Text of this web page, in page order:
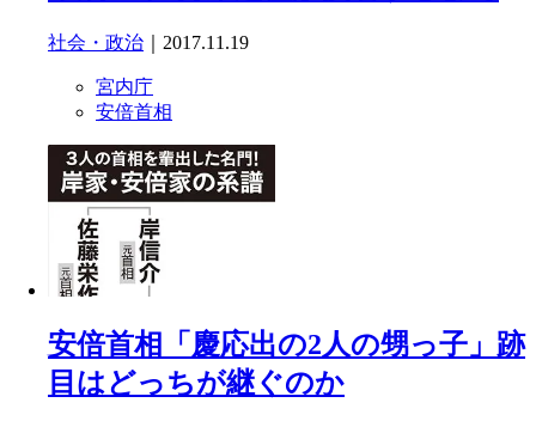
社会・政治 ｜2017.11.19
宮内庁
安倍首相
安倍首相「慶応出の2人の甥っ子」跡
目はどっちが継ぐのか